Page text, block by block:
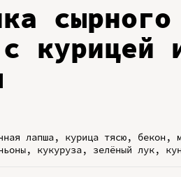
сырного
курицей
лапша, курица тясю, бекон,
кукуруза, зелёный лук,